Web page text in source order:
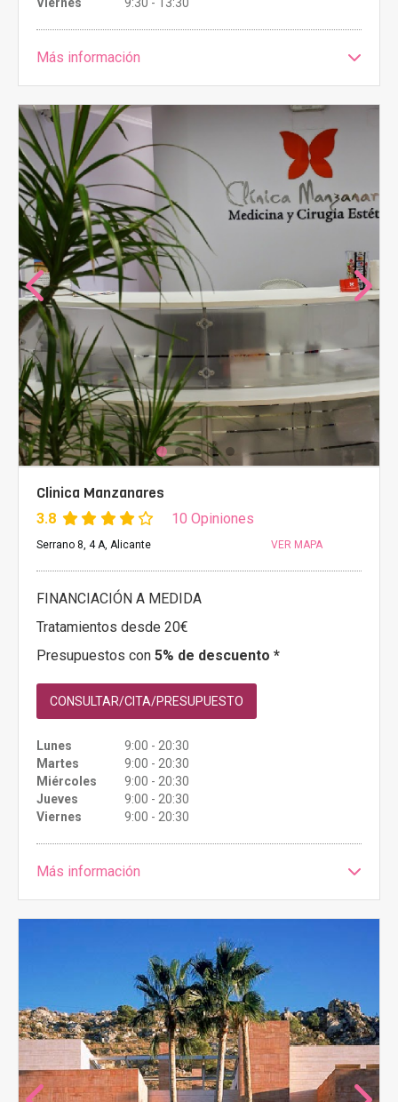
Más información
Clinica Manzanares
3.8 10 Opiniones
Serrano 8, 4 A, Alicante VER MAPA
FINANCIACIÓN A MEDIDA
Tratamientos desde 20€
Presupuestos con 5% de descuento *
CONSULTAR/CITA/PRESUPUESTO
Lunes
9:00 - 20:30
Martes
9:00 - 20:30
Miércoles
9:00 - 20:30
Jueves
9:00 - 20:30
Viernes
9:00 - 20:30
Más información